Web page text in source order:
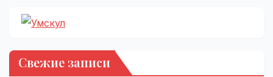
Свежие записи